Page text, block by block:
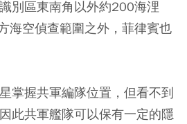
別區東南角以外約200海浬
海空偵查範圍之外，菲律賓也
掌握共軍編隊位置，但看不到
此共軍艦隊可以保有一定的隱